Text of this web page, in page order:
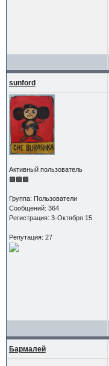
sunford
Активный пользователь
Группа: Пользователи
Сообщений: 364
Регистрация: 3-Октября 15
Репутация: 27
Бармалей